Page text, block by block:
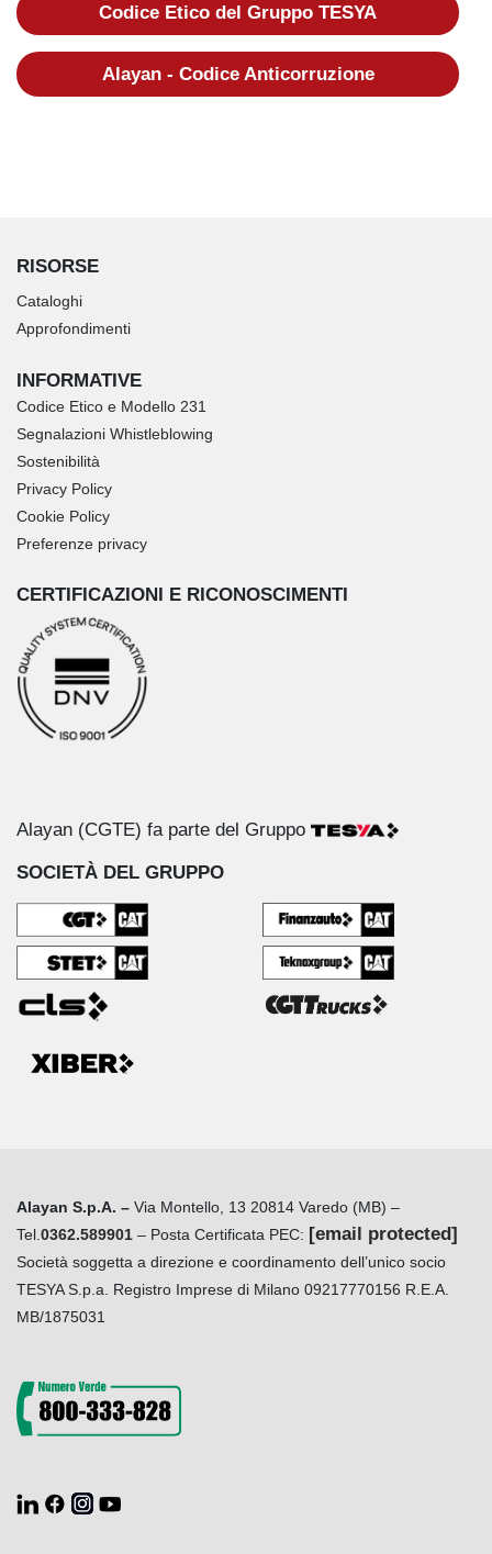
Codice Etico del Gruppo TESYA
Alayan - Codice Anticorruzione
RISORSE
Cataloghi
Approfondimenti
INFORMATIVE
Codice Etico e Modello 231
Segnalazioni Whistleblowing
Sostenibilità
Privacy Policy
Cookie Policy
Preferenze privacy
CERTIFICAZIONI E RICONOSCIMENTI
Alayan (CGTE) fa parte del Gruppo
SOCIETÀ DEL GRUPPO
Alayan S.p.A. – Via Montello, 13 20814 Varedo (MB) –
Tel. 0362.589901 – Posta Certificata PEC: [email protected]
Società soggetta a direzione e coordinamento dell’unico socio
TESYA S.p.a. Registro Imprese di Milano 09217770156 R.E.A.
MB/1875031